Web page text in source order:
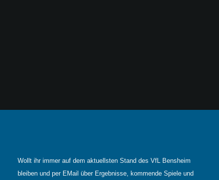
Wollt ihr immer auf dem aktuellsten Stand des VfL Bensheim
bleiben und per EMail über Ergebnisse, kommende Spiele und